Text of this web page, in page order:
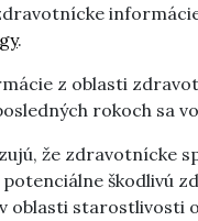
.
z oblasti
rokoch sa
že zdravotnícke
potenciálne škodlivú
oblasti starostlivosti